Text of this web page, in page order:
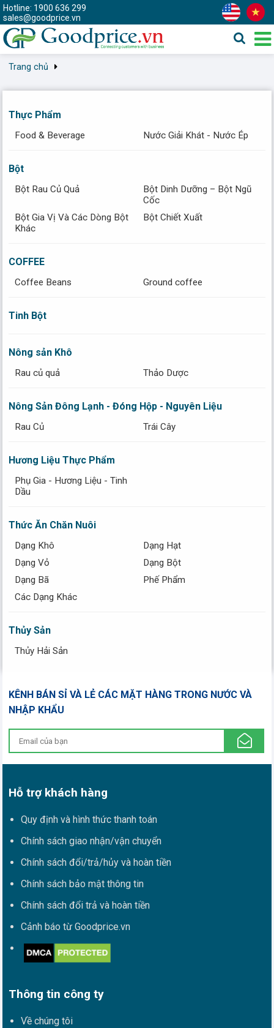
Hotline: 1900 636 299
sales@goodprice.vn
Trang chủ
Thực Phẩm
Food & Beverage Nước Giải Khát - Nước Ép
Bột
Bột Rau Củ Quả
Bột Dinh Dưỡng – Bột Ngũ
Cốc
Bột Gia Vị Và Các Dòng Bột
Khác
Bột Chiết Xuất
COFFEE
Coffee Beans Ground coffee
Tinh Bột
Nông sản Khô
Rau củ quả Thảo Dược
Nông Sản Đông Lạnh - Đóng Hộp - Nguyên Liệu
Rau Củ Trái Cây
Hương Liệu Thực Phẩm
Phụ Gia - Hương Liệu - Tinh
Dầu
Thức Ăn Chăn Nuôi
Dạng Khô
Dạng Hạt
Dạng Vỏ
Dạng Bột
Dạng Bã
Phế Phẩm
Các Dạng Khác
Thủy Sản
Thủy Hải Sản
KÊNH BÁN SỈ VÀ LẺ CÁC MẶT HÀNG TRONG NƯỚC VÀ
NHẬP KHẨU
Hỗ trợ khách hàng
Quy định và hình thức thanh toán
Chính sách giao nhận/vận chuyển
Chính sách đổi/trả/hủy và hoàn tiền
Chính sách bảo mật thông tin
Chính sách đổi trả và hoàn tiền
Cảnh báo từ Goodprice.vn
Thông tin công ty
Về chúng tôi